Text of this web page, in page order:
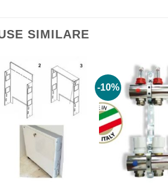
SIMILARE
-10%